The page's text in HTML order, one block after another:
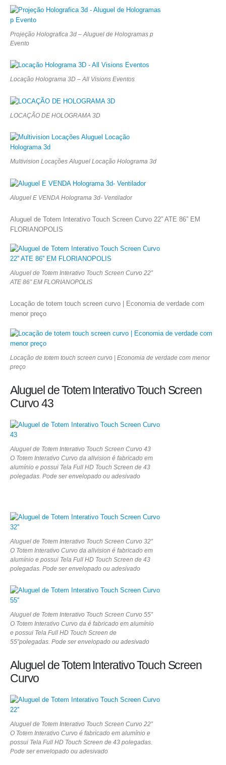
Projeção Holografica 3d – Aluguel de Hologramas p
Evento
Locação Holograma 3D – All Visions Eventos
LOCAÇÃO DE HOLOGRAMA 3D
Multivision Locações Aluguel Locação Holograma 3d
Aluguel E VENDA Holograma 3d- Ventilador
Aluguel de Totem Interativo Touch Screen Curvo 22” ATE 86” EM
FLORIANOPOLIS
Aluguel de Totem Interativo Touch Screen Curvo 22”
ATE 86” EM FLORIANOPOLIS
Locação de totem touch screen curvo | Economia de verdade com
menor preço
Locação de totem touch screen curvo | Economia de verdade com menor
preço
Aluguel de Totem Interativo Touch Screen
Curvo 43
Aluguel de Totem Interativo Touch Screen Curvo 43
O Totem Interativo Curvo da allvision é fabricado em
alumínio e possui Tela Full HD Touch Screen de 43
polegadas. Pode ser envelopado ou adesivado
Aluguel de Totem Interativo Touch Screen Curvo 32”
O Totem Interativo Curvo da allvision é fabricado em
alumínio e possui Tela Full HD Touch Screen de 43
polegadas. Pode ser envelopado ou adesivado
Aluguel de Totem Interativo Touch Screen Curvo 55”
O Totem Interativo Curvo da é fabricado em alumínio
e possui Tela Full HD Touch Screen de
55”polegadas. Pode ser envelopado ou adesivado
Aluguel de Totem Interativo Touch Screen
Curvo
Aluguel de Totem Interativo Touch Screen Curvo 22”
O Totem Interativo Curvo é fabricado em alumínio e
possui Tela Full HD Touch Screen de 43 polegadas.
Pode ser envelopado ou adesivado